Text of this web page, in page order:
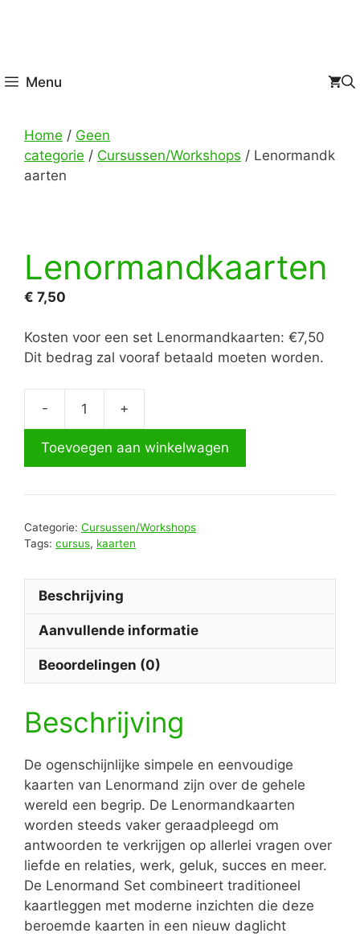
Menu
Home / Geen
categorie / Cursussen/Workshops / Lenormandk
aarten
Lenormandkaarten
€ 7,50
Kosten voor een set Lenormandkaarten: €7,50
Dit bedrag zal vooraf betaald moeten worden.
- +
Toevoegen aan winkelwagen
Categorie: Cursussen/Workshops
Tags: cursus, kaarten
Beschrijving
Aanvullende informatie
Beoordelingen (0)
Beschrijving
De ogenschijnlijke simpele en eenvoudige
kaarten van Lenormand zijn over de gehele
wereld een begrip. De Lenormandkaarten
worden steeds vaker geraadpleegd om
antwoorden te verkrijgen op allerlei vragen over
liefde en relaties, werk, geluk, succes en meer.
De Lenormand Set combineert traditioneel
kaartleggen met moderne inzichten die deze
beroemde kaarten in een nieuw daglicht